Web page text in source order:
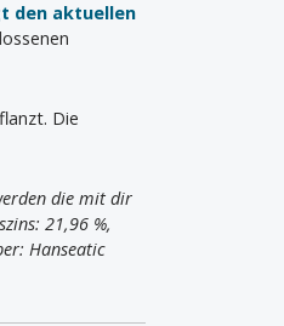
den aktuellen
Die
die mit dir
21,96 %,
Hanseatic